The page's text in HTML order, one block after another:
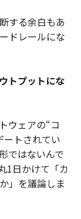
する余白もあ
ドレールにな
トプットにな
ウェアの“コ
ートされてい
ではないんで
1日かけて「カ
」を議論しま